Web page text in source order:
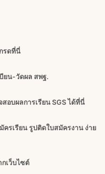
รดที่นี่
ยน-วัดผล สพฐ.
สอบผลการเรียน SGS ได้ที่นี่
รเรียน รูปติดใบสมัครงาน ง่าย
เว็บไซต์